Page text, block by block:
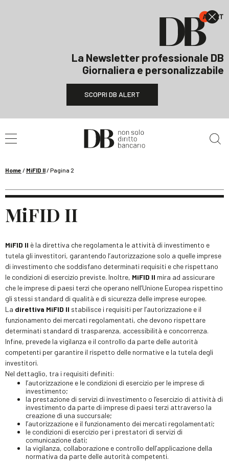
La Newsletter professionale DB
Giornaliera e personalizzabile
SCOPRI DB ALERT
Home / MiFID II/Pagina 2
MiFID II
MiFID II è la direttiva che regolamenta le attività di investimento e
tutela gli investitori, garantendo l’autorizzazione solo a quelle imprese
di investimento che soddisfano determinati requisiti e che rispettano
le condizioni di esercizio previste. Inoltre, MiFID II mira ad assicurare
che le imprese di paesi terzi che operano nell’Unione Europea rispettino
gli stessi standard di qualità e di sicurezza delle imprese europee.
La direttiva MiFID II stabilisce i requisiti per l’autorizzazione e il
funzionamento dei mercati regolamentati, che devono rispettare
determinati standard di trasparenza, accessibilità e concorrenza.
Infine, prevede la vigilanza e il controllo da parte delle autorità
competenti per garantire il rispetto delle normative e la tutela degli
investitori.
Nel dettaglio, tra i requisiti definiti:
l’autorizzazione e le condizioni di esercizio per le imprese di
investimento;
la prestazione di servizi di investimento o l’esercizio di attività di
investimento da parte di imprese di paesi terzi attraverso la
creazione di una succursale;
l’autorizzazione e il funzionamento dei mercati regolamentati;
le condizioni di esercizio per i prestatori di servizi di
comunicazione dati;
la vigilanza, collaborazione e controllo dell’applicazione della
normativa da parte delle autorità competenti.